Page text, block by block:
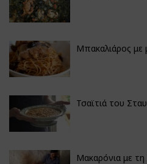
Μπακαλιάρος με
Τσαϊτιά του
Μακαρόνια με